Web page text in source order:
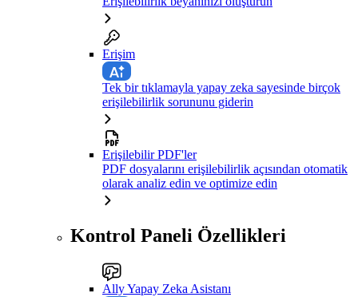
Erişim
Tek bir tıklamayla yapay zeka sayesinde birçok
erişilebilirlik sorununu giderin
Erişilebilir PDF'ler
PDF dosyalarını erişilebilirlik açısından otomatik
olarak analiz edin ve optimize edin
Kontrol Paneli Özellikleri
Ally Yapay Zeka Asistanı